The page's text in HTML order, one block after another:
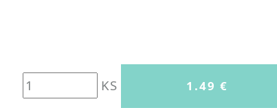
KS